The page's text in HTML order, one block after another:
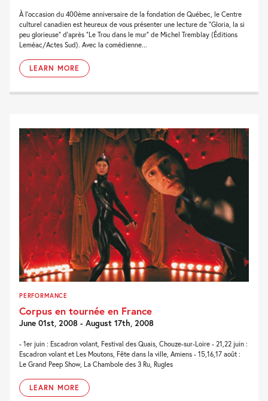
À l’occasion du 400ème anniversaire de la fondation de Québec, le Centre
culturel canadien est heureux de vous présenter une lecture de “Gloria, la si
peu glorieuse” d’après “Le Trou dans le mur” de Michel Tremblay (Éditions
Leméac/Actes Sud). Avec la comédienne...
LEARN MORE
PERFORMANCE
Corpus en tournée en France
June 01st, 2008 - August 17th, 2008
- 1er juin : Escadron volant, Festival des Quais, Chouze-sur-Loire - 21,22 juin :
Escadron volant et Les Moutons, Fête dans la ville, Amiens - 15,16,17 août :
Le Grand Peep Show, La Chambole des 3 Ru, Rugles
LEARN MORE